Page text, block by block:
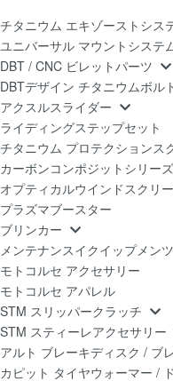
チタニウム エキゾーストシス
ユニバーサル マウントシステ
DBT / CNC ビレットパーツ
DBTデザイン チタニウムボル
アクスルスライダー
ライディングステップセット
チタニウム プロテクションス
カーボンコンポジットシリーズ
オプティカルウインドスクリ
プラズマブースター
ブリンカー
メンテナンスイクイップメンツ
モトコルセ アクセサリー
モトコルセ アパレル
STM スリッパークラッチ
STM スティーレアクセサリー
アルト ブレーキディスク / ブ
カピット タイヤウォーマー /